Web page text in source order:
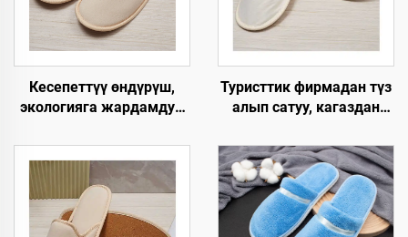
Кесепеттүү өндүрүш,
экологияга жардамдуу,
биологиялык жол менен
ыдырачуу панчык,
мейманхана, SPA жана
авиакомпаниялар үчүн
Туристтик фирмадан түз
алып сатуу, кагаздан
экологияга жардамдуу
SPA панчыгы,
өзгөртүлгөн логотип
менен, колдонулгандан
кийин чөпкө айлануучу